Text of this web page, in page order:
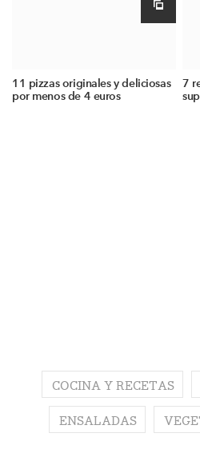
11 pizzas originales y deliciosas
por menos de 4 euros
7
COCINA Y RECETAS
ENSALADAS